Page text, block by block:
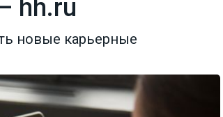
hh.ru
новые карьерные